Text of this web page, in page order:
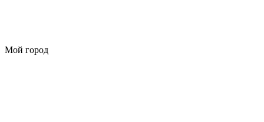
Мой город